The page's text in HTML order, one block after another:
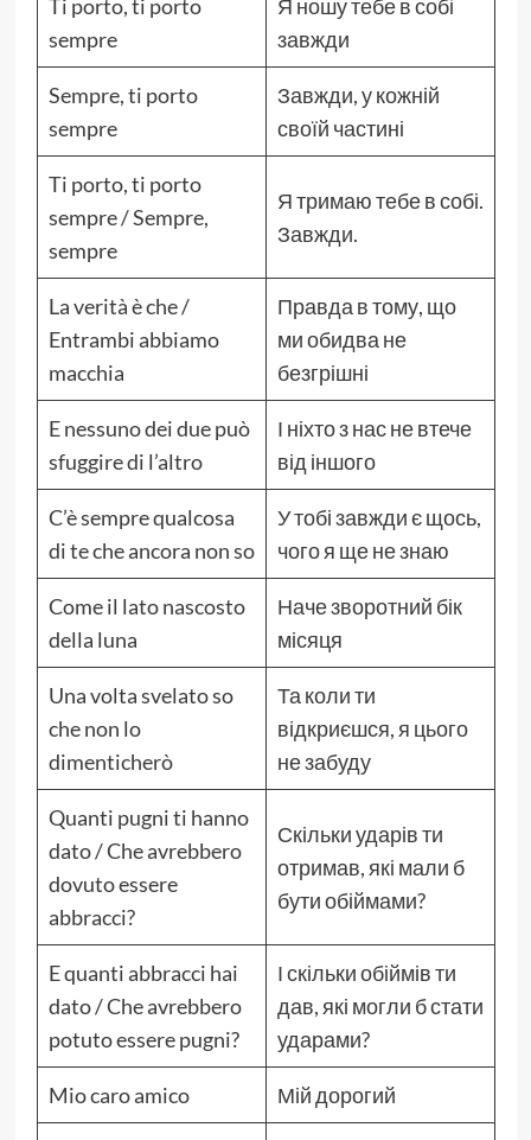
Ti porto, ti porto
sempre
Я ношу тебе в собі
завжди
Sempre, ti porto
sempre
Завжди, у кожній
своїй частині
Ti porto, ti porto
sempre / Sempre,
sempre
Я тримаю тебе в собі.
Завжди.
La verità è che /
Entrambi abbiamo
macchia
Правда в тому, що
ми обидва не
безгрішні
E nessuno dei due può
sfuggire di l’altro
І ніхто з нас не втече
від іншого
C’è sempre qualcosa
di te che ancora non so
У тобі завжди є щось,
чого я ще не знаю
Come il lato nascosto
della luna
Наче зворотний бік
місяця
Una volta svelato so
che non lo
dimenticherò
Та коли ти
відкриєшся, я цього
не забуду
Quanti pugni ti hanno
dato / Che avrebbero
dovuto essere
abbracci?
Скільки ударів ти
отримав, які мали б
бути обіймами?
E quanti abbracci hai
dato / Che avrebbero
potuto essere pugni?
І скільки обіймів ти
дав, які могли б стати
ударами?
Mio caro amico Мій дорогий